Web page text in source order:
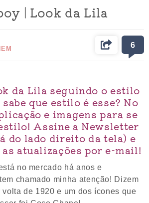
| Look da Lila
6
da Lila seguindo o estilo
que estilo é esse? No
e imagens para se
Assine a Newsletter
do lado direito da tela) e
atualizações por e-mail!
no mercado há anos e
chamado minha atenção! Dizem
de 1920 e um dos ícones que